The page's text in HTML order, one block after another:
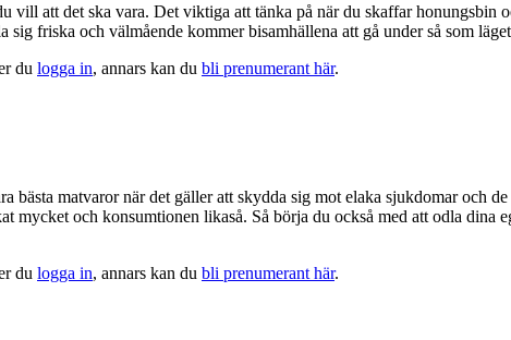
att det ska vara. Det viktiga att tänka på när du skaffar honungsbin
friska och välmående kommer bisamhällena att gå under så som
du logga in, annars kan du bli prenumerant här.
matvaror när det gäller att skydda sig mot elaka sjukdomar och
och konsumtionen likaså. Så börja du också med att odla dina
du logga in, annars kan du bli prenumerant här.